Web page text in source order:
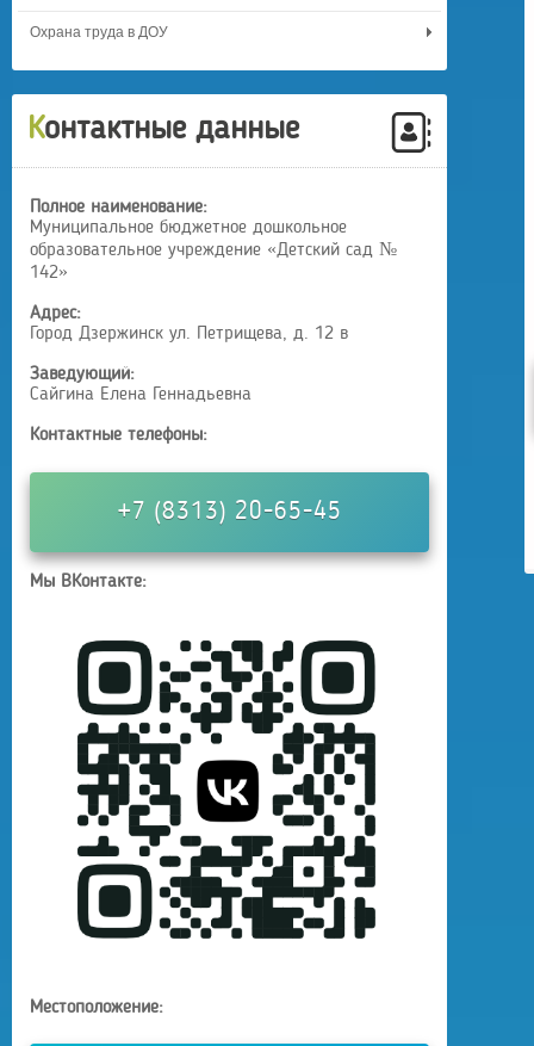
Охрана труда в ДОУ
Контактные данные
Полное наименование:
Муниципальное бюджетное дошкольное
образовательное учреждение «Детский сад №
142»
Адрес:
Город Дзержинск ул. Петрищева, д. 12 в
Заведующий:
Сайгина Елена Геннадьевна
Контактные телефоны:
+7 (8313) 20-65-45
Мы ВКонтакте:
Местоположение: